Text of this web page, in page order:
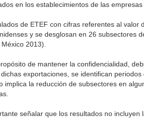
en los establecimientos de las empresas
de ETEF con cifras referentes al
y se desglosan en 26 subsectores
2013).
de mantener la confidencialidad,
exportaciones, se identifican
implica la reducción de subsectores en
señalar que los resultados no